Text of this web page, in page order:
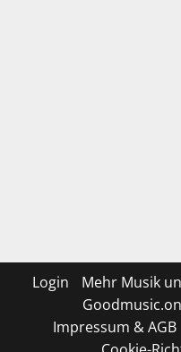
Login
Mehr Musik
Impressum & AGB